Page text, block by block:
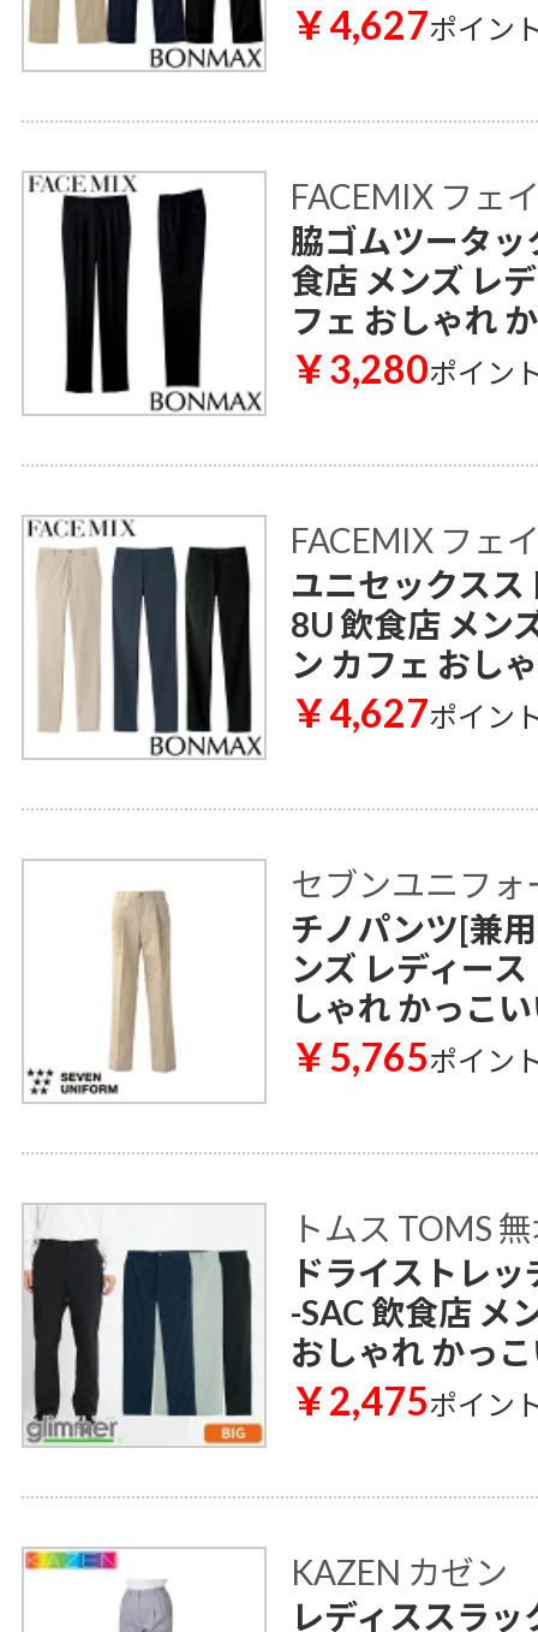
￥4,627ポイン
FACEMIX フェ
脇ゴムツータッ
食店 メンズ レ
フェ おしゃれ
￥3,280ポイン
FACEMIX フェ
ユニセックス
8U 飲食店 メン
ン カフェ おし
￥4,627ポイン
セブンユニフォ
チノパンツ[兼
ンズ レディー
しゃれ かっこ
￥5,765ポイン
トムス TOMS
ドライストレ
-SAC 飲食店 メ
おしゃれ かっ
￥2,475ポイン
KAZEN カゼン
レディススラッ